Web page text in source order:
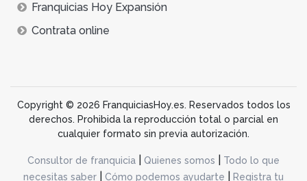
Franquicias Hoy Expansión
Contrata online
Copyright © 2026 FranquiciasHoy.es. Reservados todos los
derechos. Prohibida la reproducción total o parcial en
cualquier formato sin previa autorización.
Consultor de franquicia Quienes somos
Todo lo que
necesitas saber
Cómo podemos ayudarte Registra tu